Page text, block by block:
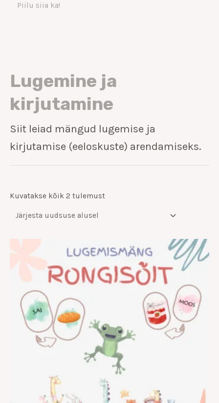
Piilu siia ka!
Lugemine ja
kirjutamine
Siit leiad mängud lugemise ja
kirjutamise (eeloskuste) arendamiseks.
Kuvatakse kõik 2 tulemust
Hinnavahemik:
€9.00
kuni
€14.00